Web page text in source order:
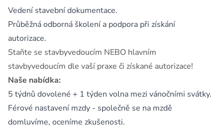
Vedení stavební dokumentace.
Průběžná odborná školení a podpora při získání
autorizace.
Staňte se stavbyvedoucím NEBO hlavním
stavbyvedoucím dle vaší praxe či získané autorizace!
Naše nabídka:
5 týdnů dovolené + 1 týden volna mezi vánočními svátky.
Férové nastavení mzdy - společně se na mzdě
domluvíme, oceníme zkušenosti.